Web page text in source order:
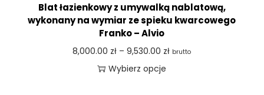
Blat łazienkowy z umywalką nablatową,
wykonany na wymiar ze spieku kwarcowego
Franko – Alvio
8,000.00 zł – 9,530.00 zł brutto
Wybierz opcje